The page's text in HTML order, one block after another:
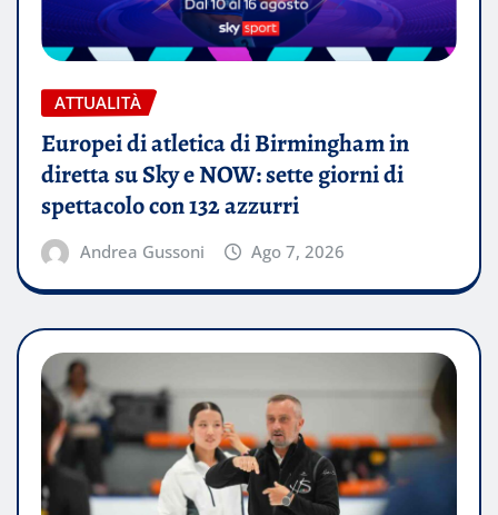
ATTUALITÀ
Europei di atletica di Birmingham in
diretta su Sky e NOW: sette giorni di
spettacolo con 132 azzurri
Andrea Gussoni Ago 7, 2026